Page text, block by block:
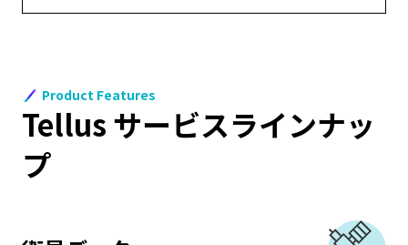
Product Features
Tellus サービスラインナッ
プ